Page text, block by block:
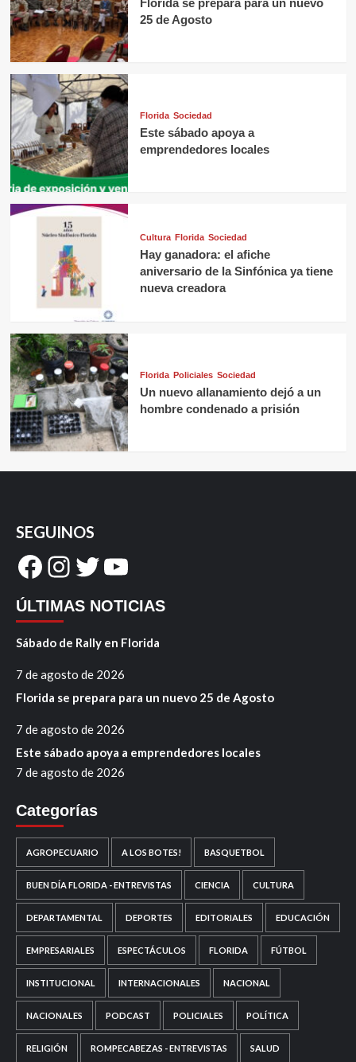
Florida se prepara para un nuevo
25 de Agosto
Florida Sociedad
Este sábado apoya a
emprendedores locales
Cultura Florida Sociedad
Hay ganadora: el afiche
aniversario de la Sinfónica ya tiene
nueva creadora
Florida Policiales Sociedad
Un nuevo allanamiento dejó a un
hombre condenado a prisión
SEGUINOS
Facebook
Instagram
Twitter
YouTube
ÚLTIMAS NOTICIAS
Sábado de Rally en Florida
7 de agosto de 2026
Florida se prepara para un nuevo 25 de Agosto
7 de agosto de 2026
Este sábado apoya a emprendedores locales
7 de agosto de 2026
Categorías
AGROPECUARIO A LOS BOTES! BASQUETBOL
BUEN DÍA FLORIDA - ENTREVISTAS CIENCIA CULTURA
DEPARTAMENTAL DEPORTES EDITORIALES EDUCACIÓN
EMPRESARIALES ESPECTÁCULOS FLORIDA FÚTBOL
INSTITUCIONAL INTERNACIONALES NACIONAL
NACIONALES PODCAST POLICIALES POLÍTICA
RELIGIÓN ROMPECABEZAS - ENTREVISTAS SALUD